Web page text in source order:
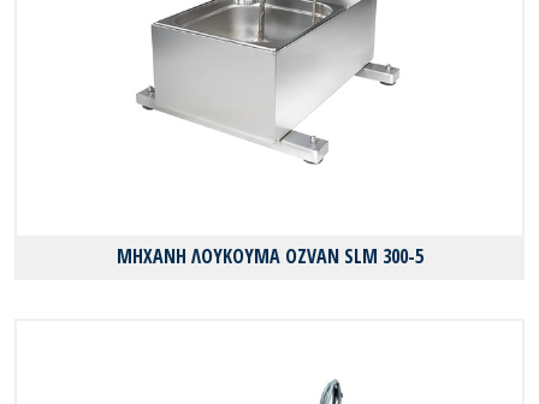
ΜΗΧΑΝΗ ΛΟΥΚΟΥΜΑ OZVAN SLM 300-5